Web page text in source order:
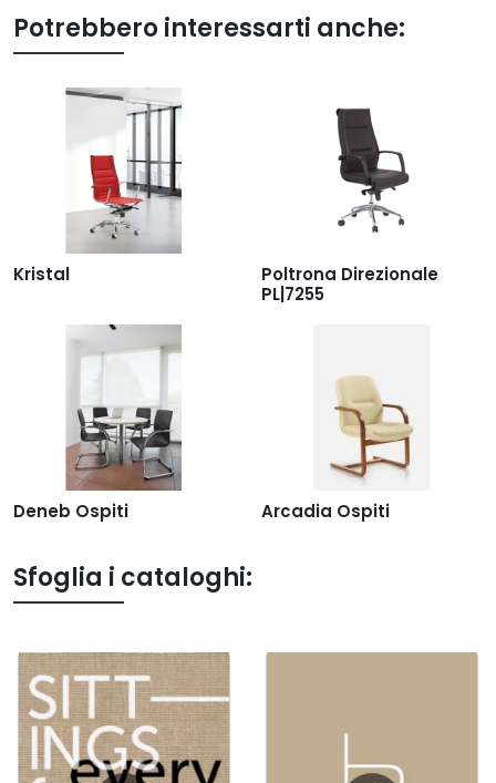
Potrebbero interessarti anche:
Kristal
Poltrona Direzionale
PL|7255
Deneb Ospiti Arcadia Ospiti
Sfoglia i cataloghi: